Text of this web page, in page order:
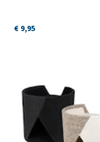
€ 9,95